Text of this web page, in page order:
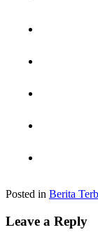
Posted in Berita
Leave a Reply